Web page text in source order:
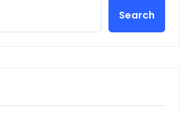
Search